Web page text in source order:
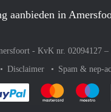
aanbieden in
- KvK nr. 02094127 –
Disclaimer Spam & nep-
Je rekent gemakkelijk
Je rekent